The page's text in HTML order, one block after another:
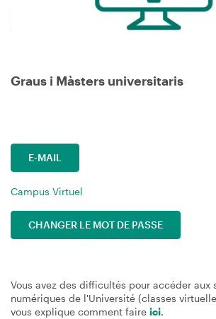
Graus i Màsters universitaris
E-MAIL
Campus Virtuel
CHANGER LE MOT DE PASSE
Vous avez des difficultés pour accéder aux
numériques de l'Université (classes
vous explique comment faire ici.